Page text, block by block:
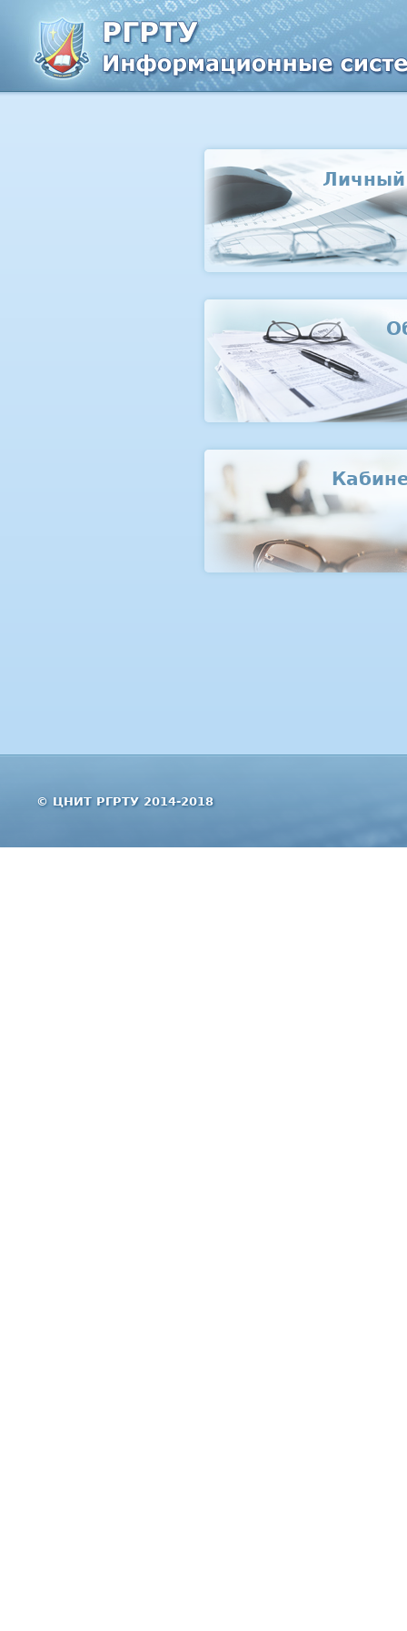
Личный
© ЦНИТ РГРТУ 2014-2018